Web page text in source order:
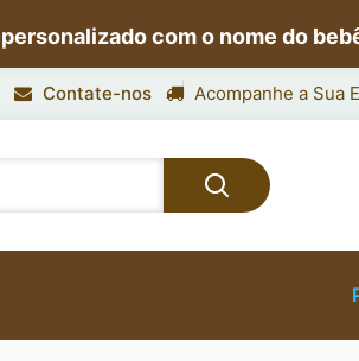
com o nome do
Contate-nos Acompanhe a Sua